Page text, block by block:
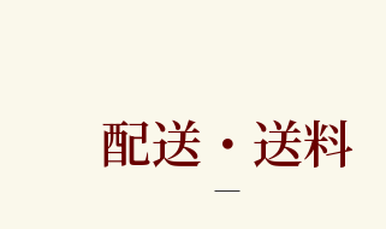
配送・送料